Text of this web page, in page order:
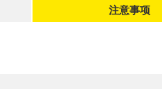
注意事项